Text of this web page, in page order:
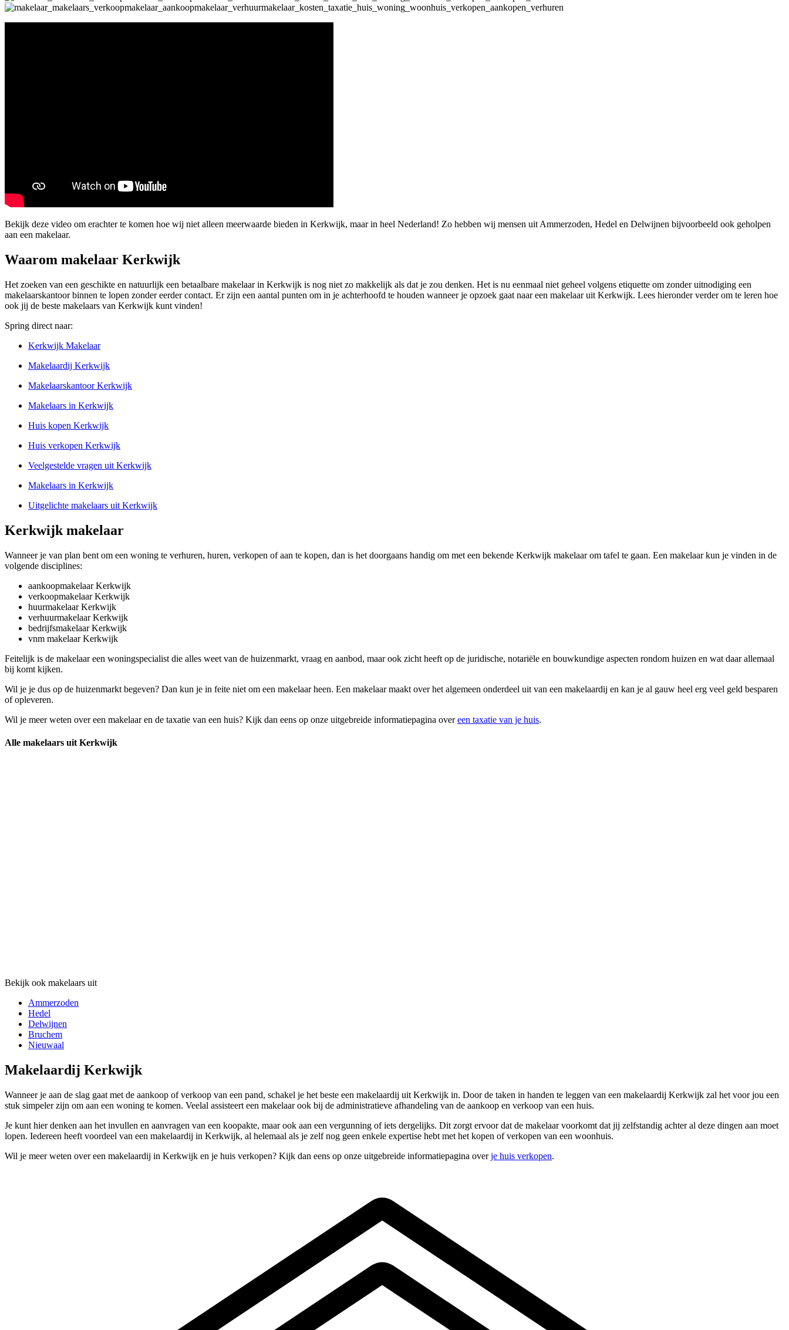
Bekijk deze video om erachter te komen hoe wij niet alleen meerwaarde bieden in Kerkwijk, maar in heel Nederland! Zo hebben wij mensen uit Ammerzoden, Hedel en Delwijnen bijvoorbeeld ook geholpen
aan een makelaar.
Waarom makelaar Kerkwijk
Het zoeken van een geschikte en natuurlijk een betaalbare makelaar in Kerkwijk is nog niet zo makkelijk als dat je zou denken. Het is nu eenmaal niet geheel volgens etiquette om zonder uitnodiging een
makelaarskantoor binnen te lopen zonder eerder contact. Er zijn een aantal punten om in je achterhoofd te houden wanneer je opzoek gaat naar een makelaar uit Kerkwijk. Lees hieronder verder om te leren hoe
ook jij de beste makelaars van Kerkwijk kunt vinden!
Spring direct naar:
Kerkwijk Makelaar
Makelaardij Kerkwijk
Makelaarskantoor Kerkwijk
Makelaars in Kerkwijk
Huis kopen Kerkwijk
Huis verkopen Kerkwijk
Veelgestelde vragen uit Kerkwijk
Makelaars in Kerkwijk
Uitgelichte makelaars uit Kerkwijk
Kerkwijk makelaar
Wanneer je van plan bent om een woning te verhuren, huren, verkopen of aan te kopen, dan is het doorgaans handig om met een bekende Kerkwijk makelaar om tafel te gaan. Een makelaar kun je vinden in de
volgende disciplines:
aankoopmakelaar Kerkwijk
verkoopmakelaar Kerkwijk
huurmakelaar Kerkwijk
verhuurmakelaar Kerkwijk
bedrijfsmakelaar Kerkwijk
vnm makelaar Kerkwijk
Feitelijk is de makelaar een woningspecialist die alles weet van de huizenmarkt, vraag en aanbod, maar ook zicht heeft op de juridische, notariële en bouwkundige aspecten rondom huizen en wat daar allemaal
bij komt kijken.
Wil je je dus op de huizenmarkt begeven? Dan kun je in feite niet om een makelaar heen. Een makelaar maakt over het algemeen onderdeel uit van een makelaardij en kan je al gauw heel erg veel geld besparen
of opleveren.
Wil je meer weten over een makelaar en de taxatie van een huis? Kijk dan eens op onze uitgebreide informatiepagina overeen taxatie van je huis.
Alle makelaars uit Kerkwijk
Bekijk ook makelaars uit
Ammerzoden
Hedel
Delwijnen
Bruchem
Nieuwaal
Makelaardij Kerkwijk
Wanneer je aan de slag gaat met de aankoop of verkoop van een pand, schakel je het beste een makelaardij uit Kerkwijk in. Door de taken in handen te leggen van een makelaardij Kerkwijk zal het voor jou een
stuk simpeler zijn om aan een woning te komen. Veelal assisteert een makelaar ook bij de administratieve afhandeling van de aankoop en verkoop van een huis.
Je kunt hier denken aan het invullen en aanvragen van een koopakte, maar ook aan een vergunning of iets dergelijks. Dit zorgt ervoor dat de makelaar voorkomt dat jij zelfstandig achter al deze dingen aan moet
lopen. Iedereen heeft voordeel van een makelaardij in Kerkwijk, al helemaal als je zelf nog geen enkele expertise hebt met het kopen of verkopen van een woonhuis.
Wil je meer weten over een makelaardij in Kerkwijk en je huis verkopen? Kijk dan eens op onze uitgebreide informatiepagina overje huis verkopen.